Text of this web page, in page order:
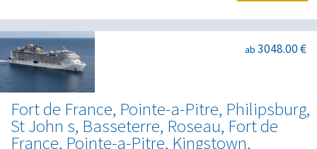
Fort de France, Pointe-a-Pitre, Philipsburg,
St John s, Basseterre, Roseau, Fort de
France, Pointe-a-Pitre, Kingstown,
ab 3048.00 €